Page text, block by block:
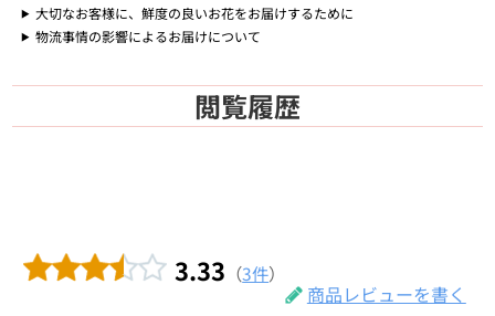
大切なお客様に、鮮度の良いお花をお届けするために
物流事情の影響によるお届けについて
閲覧履歴
3.33 （3件）
商品レビューを書く